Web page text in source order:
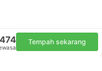
Tempah sekarang